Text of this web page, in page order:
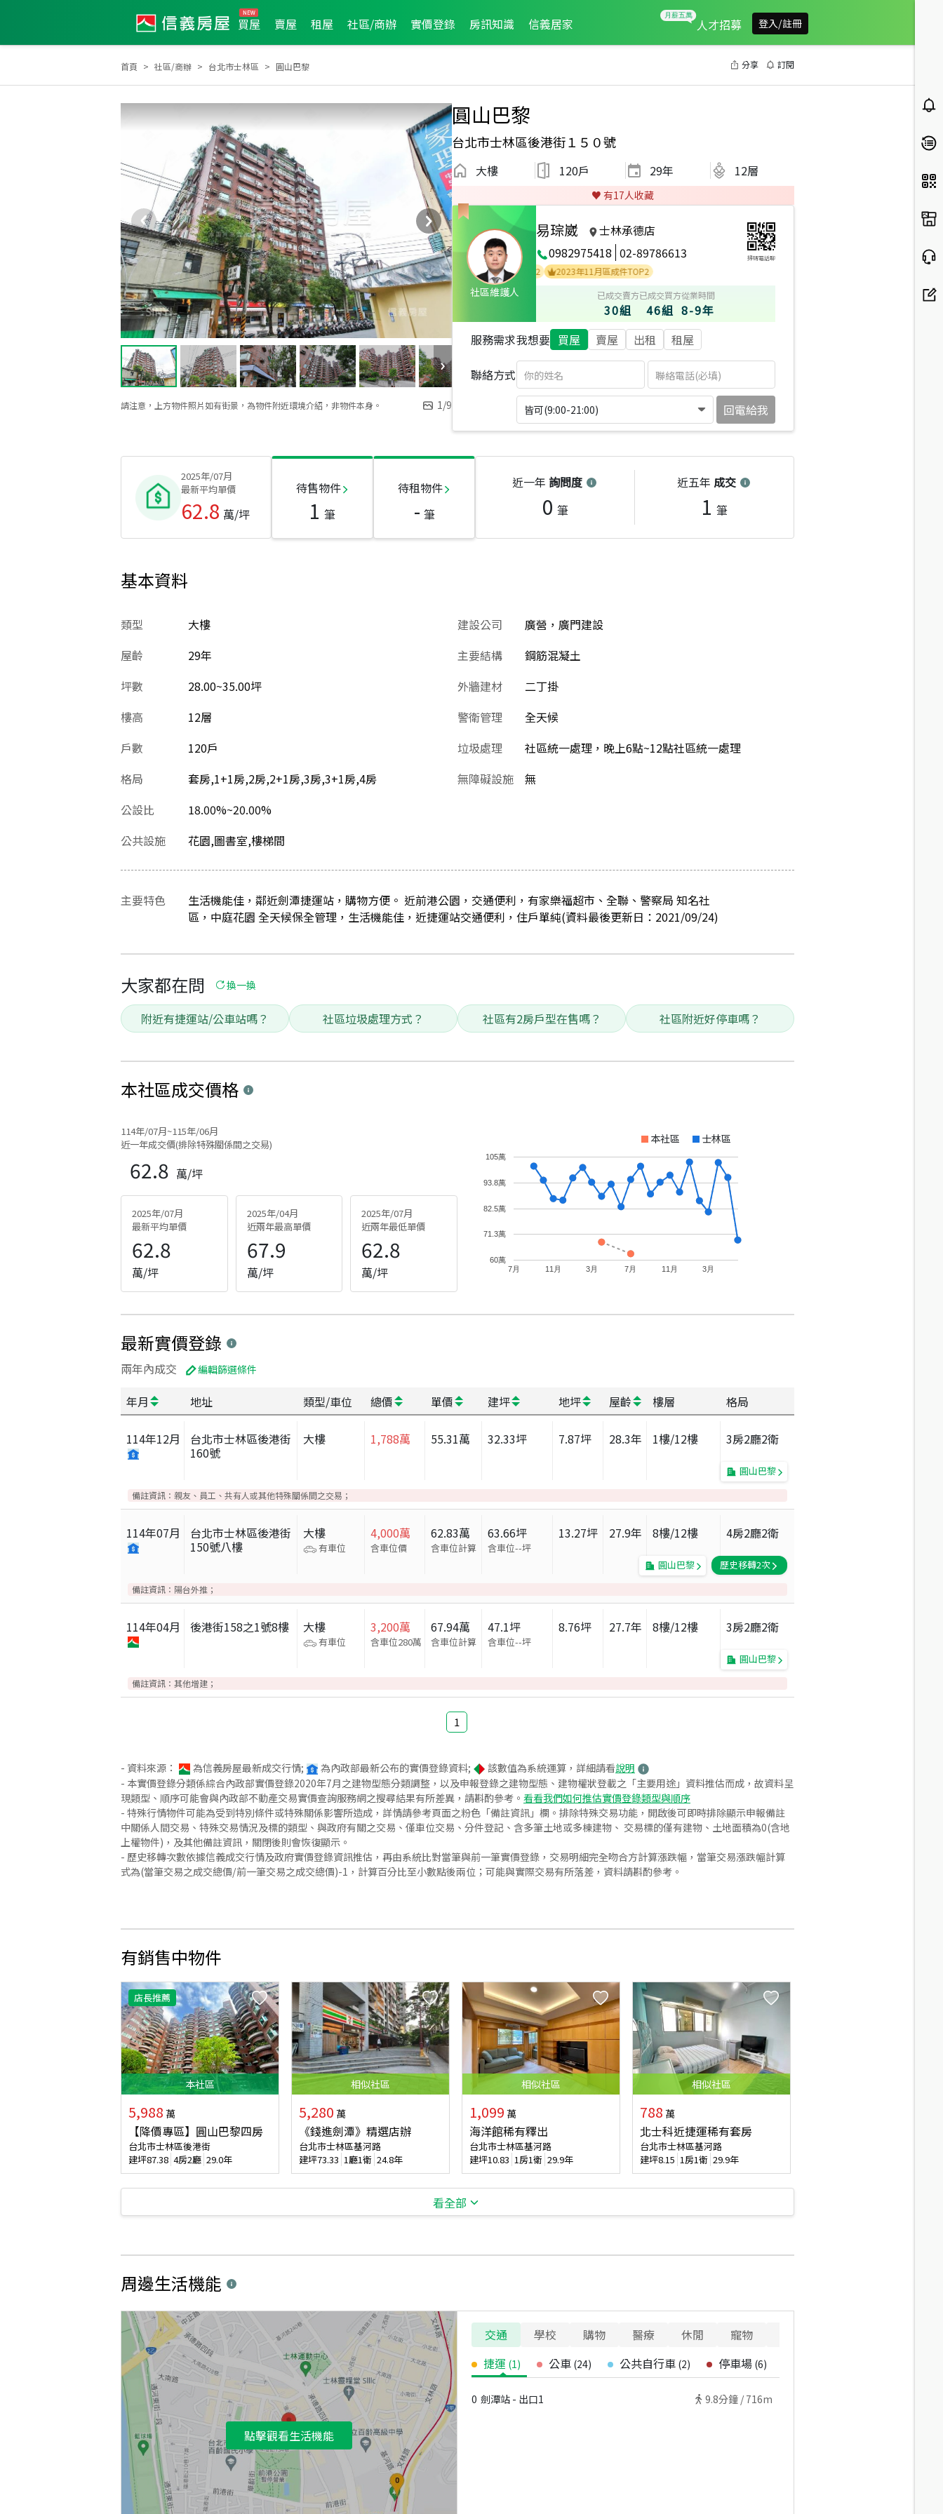
買屋 賣屋 租屋 社區/商辦 實價登錄 房訊知識 信義居家 人才招募 登入/註冊
首頁 社區/商辦 台北市士林區 圓山巴黎 分享 訂閱
請注意，上方物件照片如有街景，為物件附近環境介紹，非物件本身。 1/9
圓山巴黎
台北市士林區後港街１５０號
大樓 120戶 29年 12層
♥️ 有17人收藏
社區維護人
易琮崴
士林承德店
0982975418 02-89786613 掃碼電話聊
2023年度區成件TOP3 2023年12月區業績TOP3 2023年11月區業績TOP2 2023年12月區成件TOP2
2023年11月區成件TOP2
已成交賣方
30組
已成交買方
46組
從業時間
8-9年
服務需求我想要 買屋 賣屋 出租 租屋
聯絡方式
皆可(9:00-21:00) 回電給我
2025年/07月
最新平均單價
62.8 萬/坪
待售物件
1 筆
待租物件
- 筆
近一年 詢問度
0 筆
近五年 成交
1 筆
基本資料
類型
大樓
屋齡
29年
坪數
28.00~35.00坪
樓高
12層
戶數
120戶
格局
套房,1+1房,2房,2+1房,3房,3+1房,4房
公設比
18.00%~20.00%
建設公司
廣營，廣門建設
主要結構
鋼筋混凝土
外牆建材
二丁掛
警衛管理
全天候
垃圾處理
社區統一處理，晚上6點~12點社區統一處理
無障礙設施
無
公共設施 花園,圖書室,樓梯間
主要特色
生活機能佳，鄰近劍潭捷運站，購物方便。 近前港公園，交通便利，有家樂福超市、全聯、警察局 知名社
區，中庭花園 全天候保全管理，生活機能佳，近捷運站交通便利，住戶單純(資料最後更新日：2021/09/24)
大家都在問 換一換
附近有捷運站/公車站嗎？ 社區垃圾處理方式？ 社區有2房戶型在售嗎？ 社區附近好停車嗎？
本社區成交價格
114年/07月~115年/06月
近一年成交價(排除特殊關係間之交易)
62.8 萬/坪
2025年/07月
最新平均單價
62.8
萬/坪
2025年/04月
近兩年最高單價
67.9
萬/坪
2025年/07月
近兩年最低單價
62.8
萬/坪
本社區 士林區
7月 11月 3月 7月 11月 3月
60萬
71.3萬
82.5萬
93.8萬
105萬
最新實價登錄
兩年內成交 編輯篩選條件
年月 地址 類型/車位 總價 單價 建坪 地坪 屋齡 樓層 格局
114年12月
台北市士林區後港街
160號
大樓 1,788萬 55.31萬 32.33坪 7.87坪 28.3年 1樓/12樓 3房2廳2衛
圓山巴黎
備註資訊： 親友、員工、共有人或其他特殊關係間之交易；
114年07月
台北市士林區後港街
150號八樓
大樓
有車位
4,000萬
含車位價
62.83萬
含車位計算
63.66坪
含車位--坪
13.27坪 27.9年 8樓/12樓 4房2廳2衛
圓山巴黎 歷史移轉2次
備註資訊： 陽台外推；
114年04月 後港街158之1號8樓 大樓
有車位
3,200萬
含車位280萬
67.94萬
含車位計算
47.1坪
含車位--坪
8.76坪 27.7年 8樓/12樓 3房2廳2衛
圓山巴黎
備註資訊： 其他增建；
1
- 資料來源： 為信義房屋最新成交行情; 為內政部最新公布的實價登錄資料; 該數值為系統運算，詳細請看說明
- 本實價登錄分類係綜合內政部實價登錄2020年7月之建物型態分類調整，以及申報登錄之建物型態、建物權狀登載之「主要用途」資料推估而成，故資料呈
現類型、順序可能會與內政部不動產交易實價查詢服務網之搜尋結果有所差異，請斟酌參考。 看看我們如何推估實價登錄類型與順序
- 特殊行情物件可能為受到特別條件或特殊關係影響所造成，詳情請參考頁面之粉色「備註資訊」欄。排除特殊交易功能，開啟後可即時排除顯示申報備註
中關係人間交易、特殊交易情況及標的類型、與政府有關之交易、僅車位交易、分件登記、含多筆土地或多棟建物、 交易標的僅有建物、土地面積為0(含地
上權物件)，及其他備註資訊，關閉後則會恢復顯示。
- 歷史移轉次數依據信義成交行情及政府實價登錄資訊推估，再由系統比對當筆與前一筆實價登錄，交易明細完全吻合方計算漲跌幅，當筆交易漲跌幅計算
式為(當筆交易之成交總價/前一筆交易之成交總價)-1，計算百分比至小數點後兩位；可能與實際交易有所落差，資料請斟酌參考。
有銷售中物件
店長推薦
本社區
5,988 萬
【降價專區】圓山巴黎四房
台北市士林區後港街
建坪87.38 4房2廳 29.0年
相似社區
5,280 萬
《錢進劍潭》精選店辦
台北市士林區基河路
建坪73.33 1廳1衛 24.8年
相似社區
1,099 萬
海洋館稀有釋出
台北市士林區基河路
建坪10.83 1房1衛 29.9年
相似社區
788 萬
北士科近捷運稀有套房
台北市士林區基河路
建坪8.15 1房1衛 29.9年
看全部
周邊生活機能
點擊觀看生活機能
交通 學校 購物 醫療 休閒 寵物
捷運 (1) 公車 (24) 公共自行車 (2) 停車場 (6)
0 劍潭站 - 出口1 9.8分鐘 / 716m